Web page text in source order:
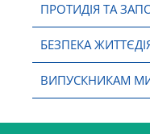
ПРОТИДІЯ ТА
БЕЗПЕКА
ВИПУСКНИКАМ